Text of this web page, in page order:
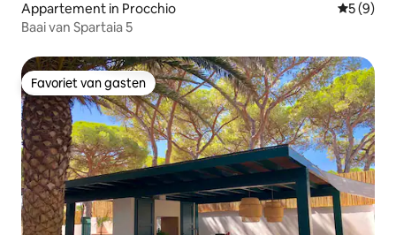
Appartement in Procchio
5 (9)
Baai van Spartaia 5
Favoriet van gasten
Favoriet van gasten